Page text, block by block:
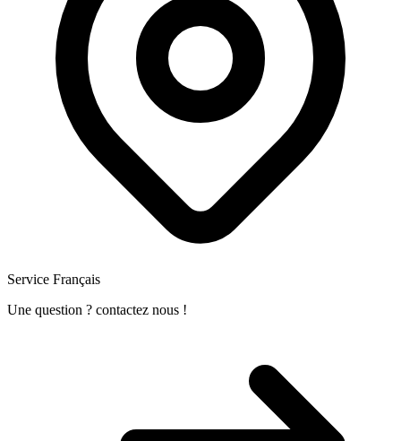
Service Français
Une question ? contactez nous !